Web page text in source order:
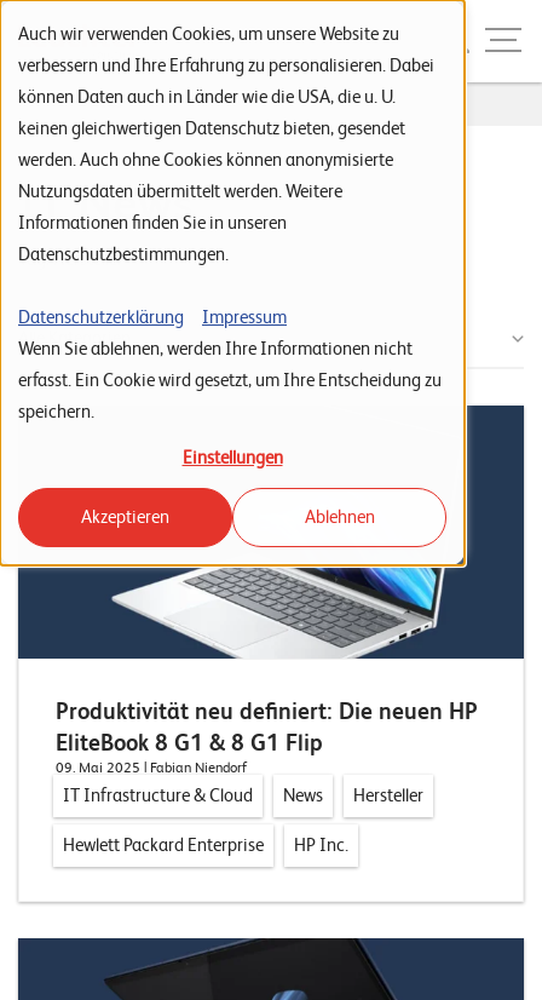
Auch wir verwenden Cookies, um unsere Website zu
verbessern und Ihre Erfahrung zu personalisieren. Dabei
können Daten auch in Länder wie die USA, die u. U.
keinen gleichwertigen Datenschutz bieten, gesendet
werden. Auch ohne Cookies können anonymisierte
Nutzungsdaten übermittelt werden. Weitere
Informationen finden Sie in unseren
Datenschutzbestimmungen.
Datenschutzerklärung
Impressum
Wenn Sie ablehnen, werden Ihre Informationen nicht
erfasst. Ein Cookie wird gesetzt, um Ihre Entscheidung zu
speichern.
Einstellungen
Akzeptieren Ablehnen
Zur Navigation
Zur Suche
Zum Inhalt
Menu
S
t
a
e
i
P
o
r
t
o
l
o
R
Home News
IT News
Tag: Hersteller
Alle Kategorien
Produktivität neu definiert: Die neuen HP
EliteBook 8 G1 & 8 G1 Flip
09. Mai 2025 | Fabian Niendorf
IT Infrastructure & Cloud News Hersteller
Hewlett Packard Enterprise HP Inc.